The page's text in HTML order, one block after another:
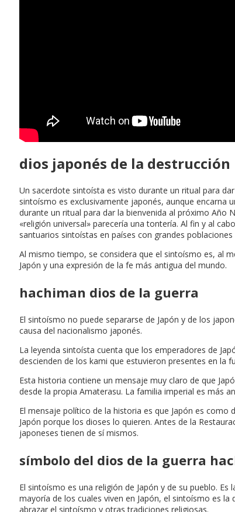
dios japonés de la destrucción
Un sacerdote sintoísta es visto durante un ritual para
sintoísmo es exclusivamente japonés, aunque encarna
durante un ritual para dar la bienvenida al próximo Año
«religión universal» parecería una tontería. Al fin y al
santuarios sintoístas en países con grandes
Al mismo tiempo, se considera que el sintoísmo es, al
Japón y una expresión de la fe más antigua del mundo.
hachiman dios de la guerra
El sintoísmo no puede separarse de Japón y de los
causa del nacionalismo japonés.
La leyenda sintoísta cuenta que los emperadores de
descienden de los kami que estuvieron presentes en la
Esta historia contiene un mensaje muy claro de que
desde la propia Amaterasu. La familia imperial es más
El mensaje político de la historia es que Japón es
Japón porque los dioses lo quieren. Antes de la
japoneses tienen de sí mismos.
símbolo del dios de la guerra
El sintoísmo es una religión de Japón y de su pueblo.
mayoría de los cuales viven en Japón, el sintoísmo es
abrazar el sintoísmo y otras tradiciones religiosas.